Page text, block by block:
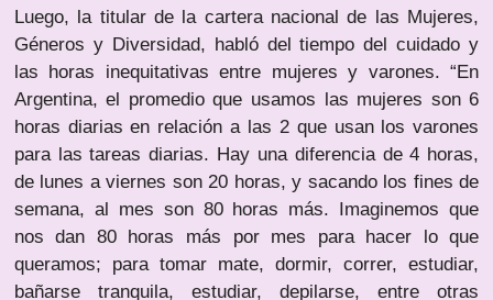
Luego, la titular de la cartera nacional de las Mujeres,
Géneros y Diversidad, habló del tiempo del cuidado y
las horas inequitativas entre mujeres y varones. “En
Argentina, el promedio que usamos las mujeres son 6
horas diarias en relación a las 2 que usan los varones
para las tareas diarias. Hay una diferencia de 4 horas,
de lunes a viernes son 20 horas, y sacando los fines de
semana, al mes son 80 horas más. Imaginemos que
nos dan 80 horas más por mes para hacer lo que
queramos; para tomar mate, dormir, correr, estudiar,
bañarse tranquila, estudiar, depilarse, entre otras